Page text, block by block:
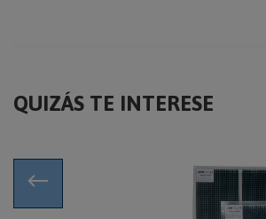
QUIZÁS TE INTERESE